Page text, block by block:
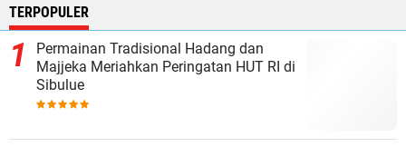
TERPOPULER
Permainan Tradisional Hadang dan
Majjeka Meriahkan Peringatan HUT RI di
Sibulue